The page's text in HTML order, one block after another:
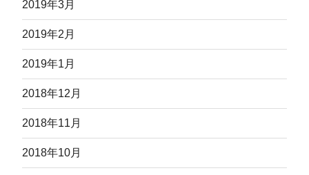
2019年3月
2019年2月
2019年1月
2018年12月
2018年11月
2018年10月